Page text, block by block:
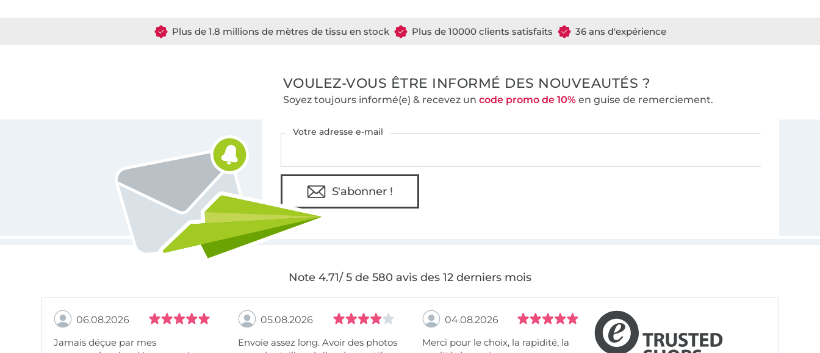
Plus de 1.8 millions de mètres de tissu en stock Plus de 10000 clients satisfaits 36 ans d'expérience
VOULEZ-VOUS ÊTRE INFORMÉ DES NOUVEAUTÉS ?
Soyez toujours informé(e) & recevez un code promo de 10%en guise de remerciement.
Votre adresse e-mail
S'abonner !
Note 4.71/ 5 de 580 avis des 12 derniers mois
06.08.2026
Jamais déçue par mes
05.08.2026
Envoie assez long. Avoir des photos
04.08.2026
Merci pour le choix, la rapidité, la